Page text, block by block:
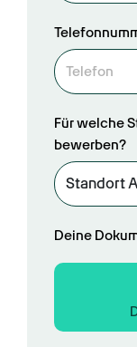
Für welche
bewerben?
Deine